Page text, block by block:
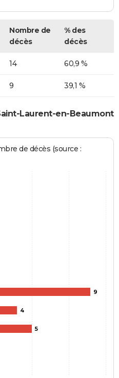
Nombre de
décès
% des
décès
14 60,9 %
9 39,1 %
Laurent-en-Beaumont
de décès (source :
9
4
5